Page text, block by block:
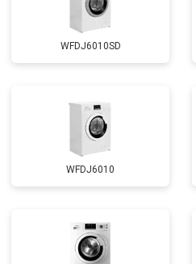
WFDJ6010SD
WFDJ6010